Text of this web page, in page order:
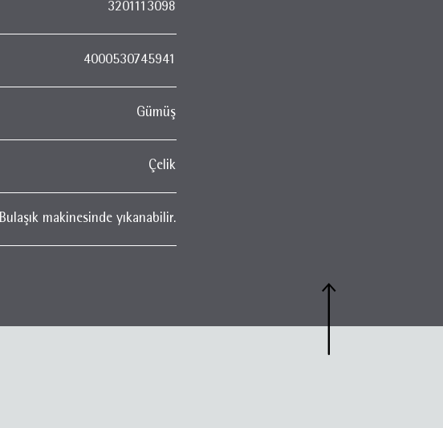
3201113098
4000530745941
Gümüş
Çelik
Bulaşık makinesinde yıkanabilir.